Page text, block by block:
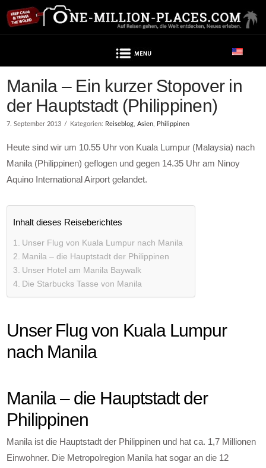
Manila – Ein kurzer Stopover in
der Hauptstadt (Philippinen)
7. September 2013 Kategorien: Reiseblog,Asien, Philippinen
Heute sind wir um 10.55 Uhr von Kuala Lumpur (Malaysia) nach
Manila (Philippinen) geflogen und gegen 14.35 Uhr am Ninoy
Aquino International Airport gelandet.
Inhalt dieses Reiseberichtes
Unser Flug von Kuala Lumpur nach Manila
Manila – die Hauptstadt der Philippinen
Unser Hotel am Manila Baywalk
Die Starbucks Tasse von Manila
Unser Flug von Kuala Lumpur
nach Manila
Manila – die Hauptstadt der
Philippinen
Manila ist die Hauptstadt der Philippinen und hat ca. 1,7 Millionen
Einwohner. Die Metropolregion Manila hat sogar an die 12